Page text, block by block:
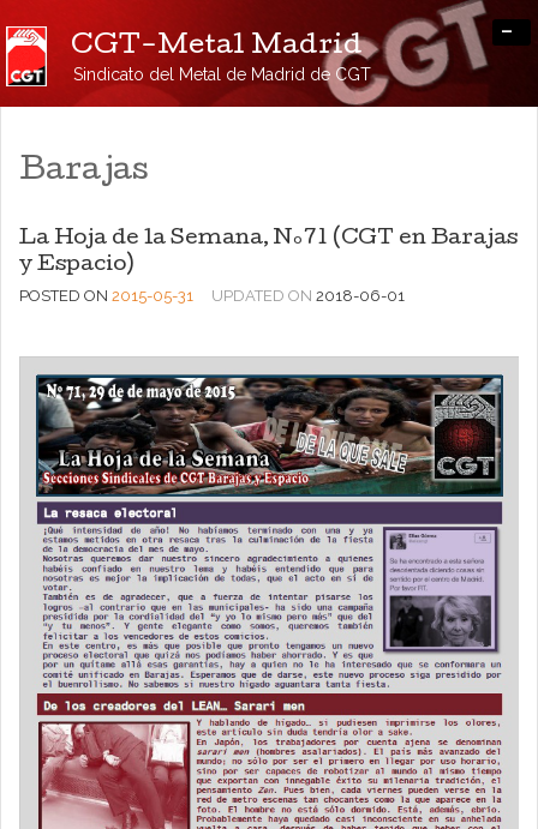
CGT-Metal Madrid
Sindicato del Metal de Madrid de CGT
-
Barajas
La Hoja de la Semana, Nº71 (CGT en Barajas
y Espacio)
POSTED ON 2015-05-31 UPDATED ON 2018-06-01